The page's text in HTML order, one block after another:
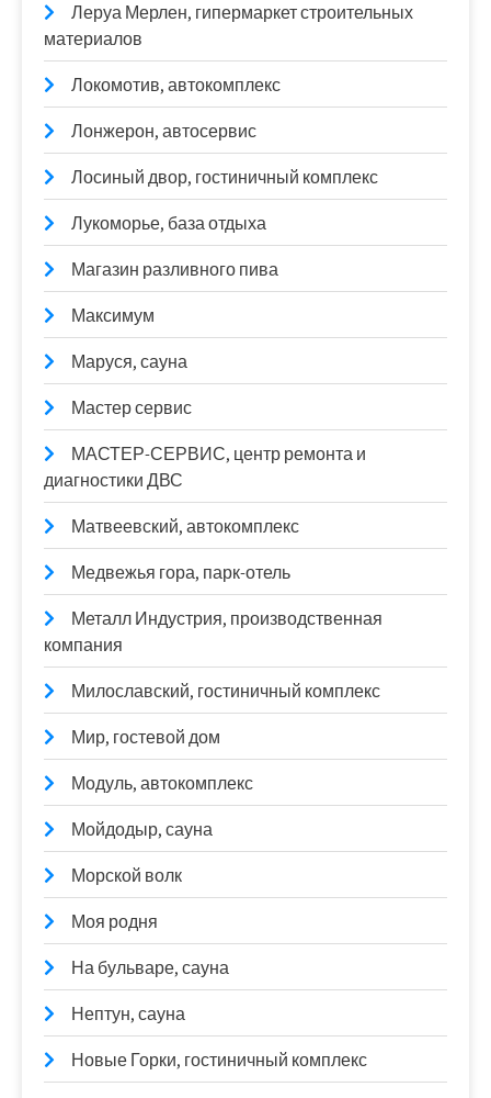
Леруа Мерлен, гипермаркет строительных
материалов
Локомотив, автокомплекс
Лонжерон, автосервис
Лосиный двор, гостиничный комплекс
Лукоморье, база отдыха
Магазин разливного пива
Максимум
Маруся, сауна
Мастер сервис
МАСТЕР-СЕРВИС, центр ремонта и
диагностики ДВС
Матвеевский, автокомплекс
Медвежья гора, парк-отель
Металл Индустрия, производственная
компания
Милославский, гостиничный комплекс
Мир, гостевой дом
Модуль, автокомплекс
Мойдодыр, сауна
Морской волк
Моя родня
На бульваре, сауна
Нептун, сауна
Новые Горки, гостиничный комплекс